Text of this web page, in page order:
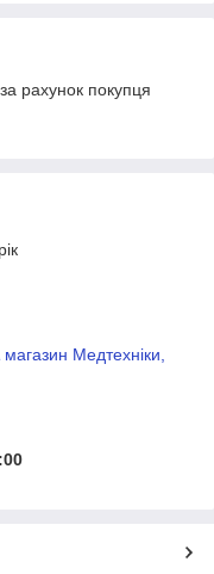
рахунок покупця
Медтехніки,